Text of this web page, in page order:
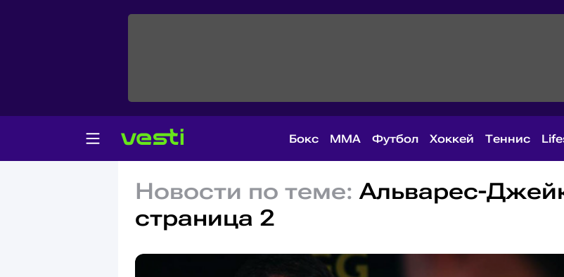
Бокс MMA Футбол Хоккей Теннис
Новости по теме: Альварес-
страница 2